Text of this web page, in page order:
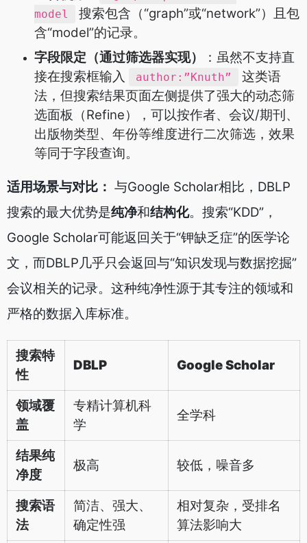
model
搜索包含（“graph”或“network”）且包
含“model”的记录。
字段限定（通过筛选器实现）
：虽然不支持直
接在搜索框输入
author:”Knuth”
这类语
法，但搜索结果页面左侧提供了强大的动态筛
选面板（Refine），可以按作者、会议/期刊、
出版物类型、年份等维度进行二次筛选，效果
等同于字段查询。
适用场景与对比： 与Google Scholar相比，DBLP
搜索的最大优势是纯净和结构化。搜索“KDD”，
Google Scholar可能返回关于“钾缺乏症”的医学论
文，而DBLP几乎只会返回与“知识发现与数据挖掘”
会议相关的记录。这种纯净性源于其专注的领域和
严格的数据入库标准。
搜索特
性
DBLP Google Scholar
领域覆
盖
专精计算机科
学
全学科
结果纯
净度
极高 较低，噪音多
搜索语
法
简洁、强大、
确定性强
相对复杂，受排名
算法影响大